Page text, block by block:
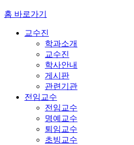
홈 바로가기
교수진
학과소개
교수진
학사안내
게시판
관련기관
전임교수
전임교수
명예교수
퇴임교수
초빙교수